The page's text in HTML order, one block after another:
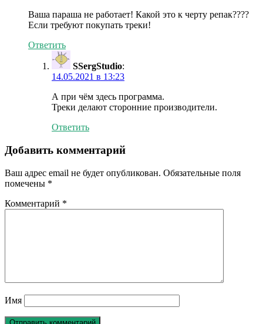
Ваша параша не работает! Какой это к черту репак????
Если требуют покупать треки!
Ответить
SSergStudio:
14.05.2021 в 13:23
А при чём здесь программа.
Треки делают сторонние производители.
Ответить
Добавить комментарий
Ваш адрес email не будет опубликован. Обязательные поля
помечены *
Комментарий *
Имя